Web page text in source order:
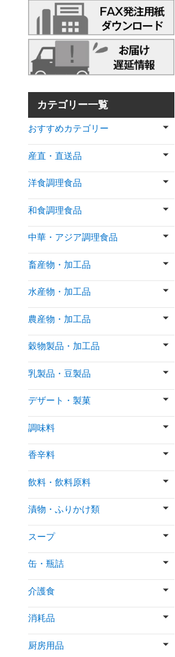
カテゴリー一覧
おすすめカテゴリー
産直・直送品
洋食調理食品
和食調理食品
中華・アジア調理食品
畜産物・加工品
水産物・加工品
農産物・加工品
穀物製品・加工品
乳製品・豆製品
デザート・製菓
調味料
香辛料
飲料・飲料原料
漬物・ふりかけ類
スープ
缶・瓶詰
介護食
消耗品
厨房用品